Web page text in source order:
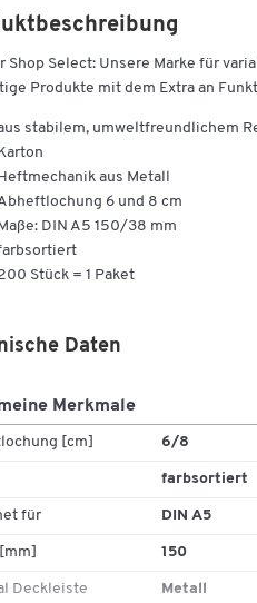
Shop Select: Unsere Marke für
Produkte mit dem Extra an
stabilem, umweltfreundlichem
aus Metall
6 und 8 cm
DIN A5 150/38 mm
Stück = 1 Paket
Daten
Merkmale
[cm] 6/8
farbsortiert
für DIN A5
150
Deckleiste Metall